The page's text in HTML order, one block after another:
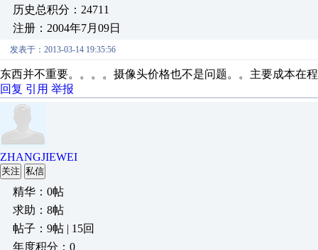
历史总积分：24711
注册：2004年7月09日
发表于：2013-03-14 19:35:56
东西并不重要。。。。摄像头价格也不是问题。。主要成本在
回复 引用 举报
ZHANGJIEWEI
关注 私信
精华：0帖
求助：8帖
帖子：9帖 | 15回
年度积分：0